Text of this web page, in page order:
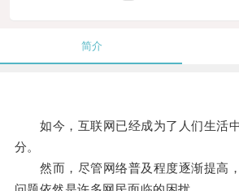
简介
如今，互联网已经成为了人们生活
分。
然而，尽管网络普及程度逐渐提高